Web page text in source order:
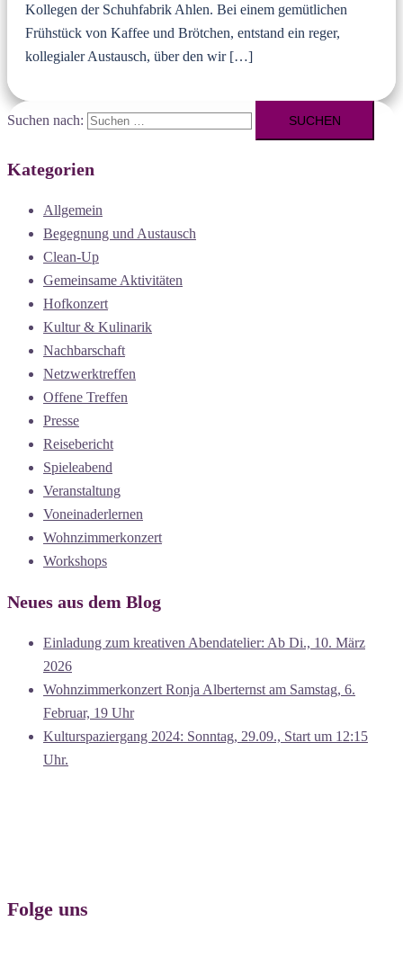
Kollegen der Schuhfabrik Ahlen. Bei einem gemütlichen
Frühstück von Kaffee und Brötchen, entstand ein reger,
kollegialer Austausch, über den wir […]
Suchen nach:
Kategorien
Allgemein
Begegnung und Austausch
Clean-Up
Gemeinsame Aktivitäten
Hofkonzert
Kultur & Kulinarik
Nachbarschaft
Netzwerktreffen
Offene Treffen
Presse
Reisebericht
Spieleabend
Veranstaltung
Voneinaderlernen
Wohnzimmerkonzert
Workshops
Neues aus dem Blog
Einladung zum kreativen Abendatelier: Ab Di., 10. März
2026
Wohnzimmerkonzert Ronja Alberternst am Samstag, 6.
Februar, 19 Uhr
Kulturspaziergang 2024: Sonntag, 29.09., Start um 12:15
Uhr.
Folge uns